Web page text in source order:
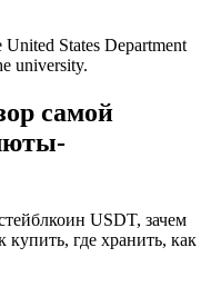
United States Department
university.
самой
USDT, зачем
купить, где хранить, как